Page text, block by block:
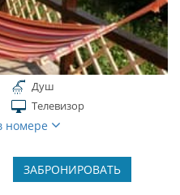
Душ
Телевизор
номере
ЗАБРОНИРОВАТЬ